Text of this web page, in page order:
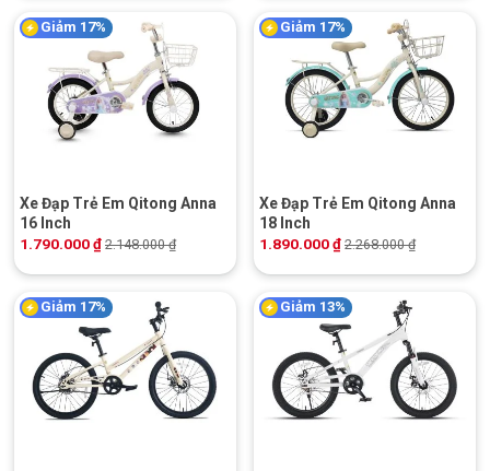
Giảm 17%
Xe Đạp Trẻ Em Qitong Anna
16 Inch
1.790.000₫ 2.148.000₫
Giảm 17%
Xe Đạp Trẻ Em Qitong Anna
18 Inch
1.890.000₫ 2.268.000₫
Giảm 17% Giảm 13%